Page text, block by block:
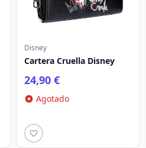
Disney
Cartera Cruella Disney
24,90 €
Agotado